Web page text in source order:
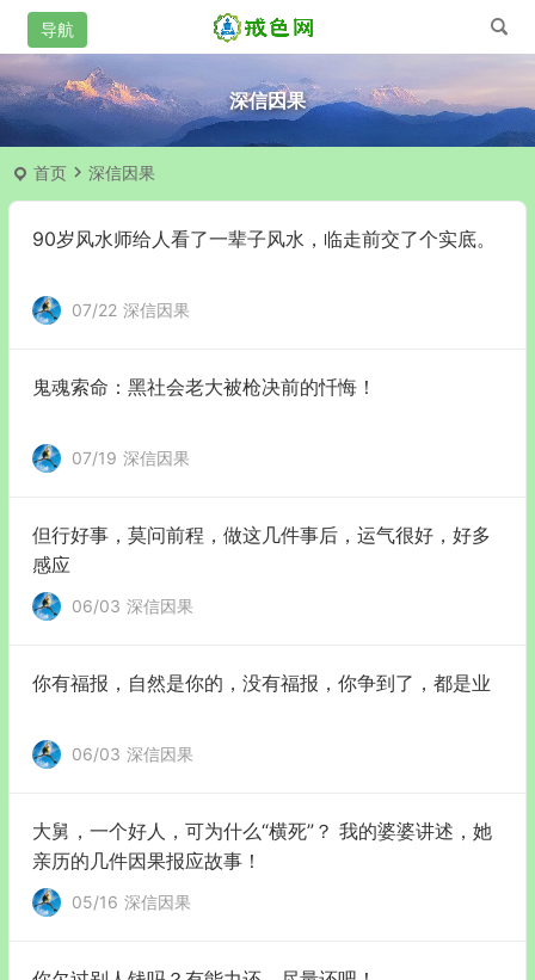
深信因果
首页 深信因果
90岁风水师给人看了一辈子风水，临走前交了个实底。
07/22 深信因果
鬼魂索命：黑社会老大被枪决前的忏悔！
07/19 深信因果
但行好事，莫问前程，做这几件事后，运气很好，好多
感应
06/03 深信因果
你有福报，自然是你的，没有福报，你争到了，都是业
06/03 深信因果
大舅，一个好人，可为什么“横死”？ 我的婆婆讲述，她
亲历的几件因果报应故事！
05/16 深信因果